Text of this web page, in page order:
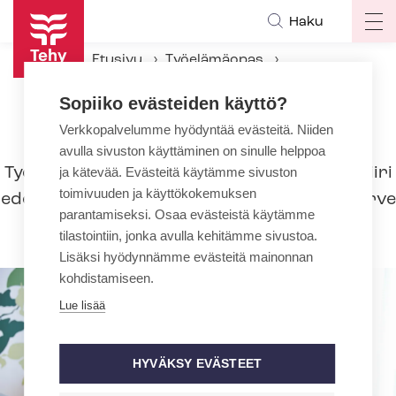
Hyppää
pääsisältöön
Haku
Etusivu
Työelämäopas
Työsuojelu
Työpaikkojen turvallisuus ja hyvä työilmapiiri
edesauttavat po­ti­las­tur­val­li­suut­ta. Vain terve
työntekijä voi auttaa.
Sopiiko evästeiden käyttö?
Verkkopalvelumme hyödyntää evästeitä. Niiden
avulla sivuston käyttäminen on sinulle helppoa
ja kätevää. Evästeitä käytämme sivuston
toimivuuden ja käyttökokemuksen
parantamiseksi. Osaa evästeistä käytämme
tilastointiin, jonka avulla kehitämme sivustoa.
Lisäksi hyödynnämme evästeitä mainonnan
kohdistamiseen.
Lue lisää
HYVÄKSY EVÄSTEET